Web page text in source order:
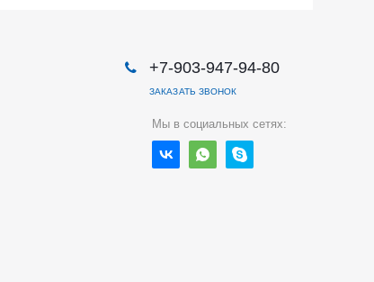
+7-903-947-94-80
ЗАКАЗАТЬ ЗВОНОК
Мы в социальных сетях: